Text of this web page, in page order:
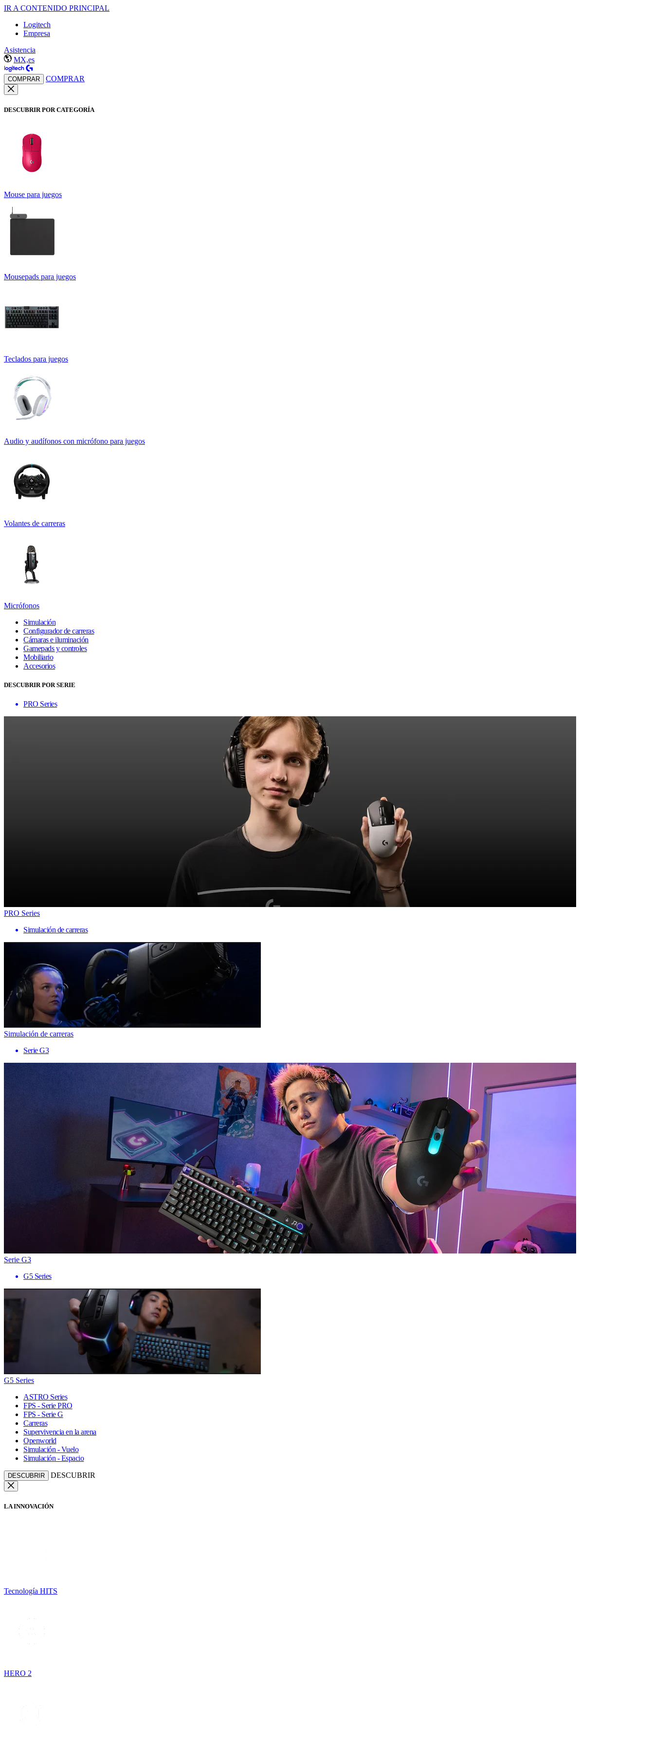
IR A CONTENIDO PRINCIPAL
Logitech
Empresa
Asistencia
MX,es
COMPRAR COMPRAR
DESCUBRIR POR CATEGORÍA
Mouse para juegos
Mousepads para juegos
Teclados para juegos
Audio y audífonos con micrófono para juegos
Volantes de carreras
Micrófonos
Simulación
Configurador de carreras
Cámaras e iluminación
Gamepads y controles
Mobiliario
Accesorios
DESCUBRIR POR SERIE
PRO Series
PRO Series
Simulación de carreras
Simulación de carreras
Serie G3
Serie G3
G5 Series
G5 Series
ASTRO Series
FPS - Serie PRO
FPS - Serie G
Carreras
Supervivencia en la arena
Openworld
Simulación - Vuelo
Simulación - Espacio
DESCUBRIR DESCUBRIR
LA INNOVACIÓN
Tecnología HITS
HERO 2